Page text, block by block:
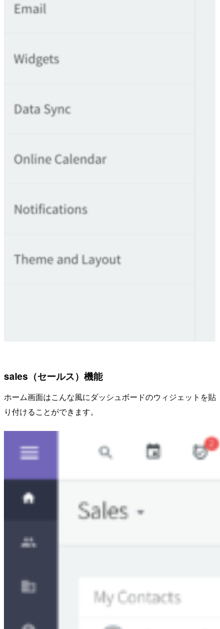
sales（セールス）機能
ホーム画面はこんな風にダッシュボードのウィジェットを貼
り付けることができます。